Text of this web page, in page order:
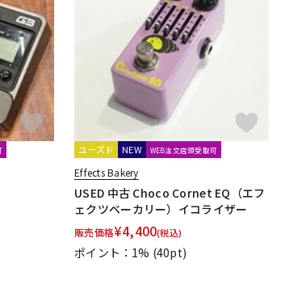
ユーズド NEW WEB注文店頭受取可
Effects Bakery
USED 中古 Choco Cornet EQ（エフ
ェクツベーカリー）イコライザー
販売価格¥4,400(税込)
ポイント：1% (40pt)